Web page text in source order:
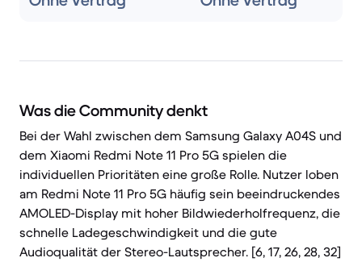
Was die Community denkt
Bei der Wahl zwischen dem Samsung Galaxy A04S und
dem Xiaomi Redmi Note 11 Pro 5G spielen die
individuellen Prioritäten eine große Rolle. Nutzer loben
am Redmi Note 11 Pro 5G häufig sein beeindruckendes
AMOLED-Display mit hoher Bildwiederholfrequenz, die
schnelle Ladegeschwindigkeit und die gute
Audioqualität der Stereo-Lautsprecher. [6, 17, 26, 28, 32]